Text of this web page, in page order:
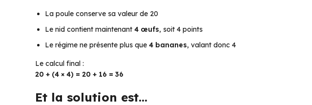
La poule conserve sa valeur de 20
Le nid contient maintenant 4 œufs, soit 4 points
Le régime ne présente plus que 4 bananes, valant donc 4
Le calcul final :
20 + (4 × 4) = 20 + 16 = 36
Et la solution est…